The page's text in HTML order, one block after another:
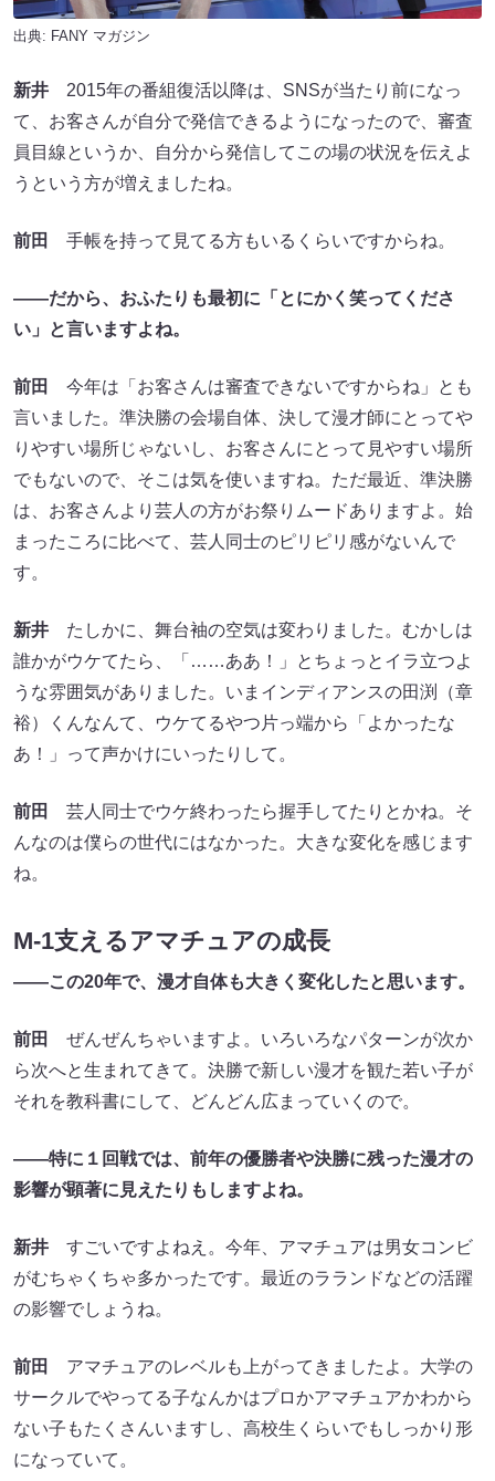
出典: FANY マガジン
新井 2015年の番組復活以降は、SNSが当たり前になっ
て、お客さんが自分で発信できるようになったので、審査
員目線というか、自分から発信してこの場の状況を伝えよ
うという方が増えましたね。
前田 手帳を持って見てる方もいるくらいですからね。
――だから、おふたりも最初に「とにかく笑ってくださ
い」と言いますよね。
前田
今年は「お客さんは審査できないですからね」とも
言いました。準決勝の会場自体、決して漫才師にとってや
りやすい場所じゃないし、お客さんにとって見やすい場所
でもないので、そこは気を使いますね。ただ最近、準決勝
は、お客さんより芸人の方がお祭りムードありますよ。始
まったころに比べて、芸人同士のピリピリ感がないんで
す。
新井 たしかに、舞台袖の空気は変わりました。むかしは
誰かがウケてたら、「……ああ！」とちょっとイラ立つよ
うな雰囲気がありました。いまインディアンスの田渕（章
裕）くんなんて、ウケてるやつ片っ端から「よかったな
あ！」って声かけにいったりして。
前田
芸人同士でウケ終わったら握手してたりとかね。そ
んなのは僕らの世代にはなかった。大きな変化を感じます
ね。
M-1支えるアマチュアの成長
――この20年で、漫才自体も大きく変化したと思います。
前田
ぜんぜんちゃいますよ。いろいろなパターンが次か
ら次へと生まれてきて。決勝で新しい漫才を観た若い子が
それを教科書にして、どんどん広まっていくので。
――特に１回戦では、前年の優勝者や決勝に残った漫才の
影響が顕著に見えたりもしますよね。
新井 すごいですよねえ。今年、アマチュアは男女コンビ
がむちゃくちゃ多かったです。最近のラランドなどの活躍
の影響でしょうね。
前田
アマチュアのレベルも上がってきましたよ。大学の
サークルでやってる子なんかはプロかアマチュアかわから
ない子もたくさんいますし、高校生くらいでもしっかり形
になっていて。